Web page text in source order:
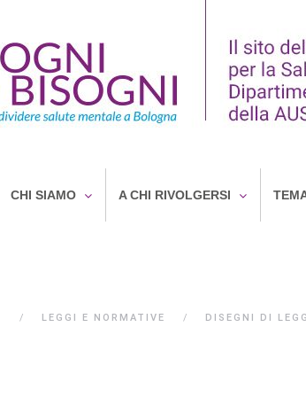
CHI SIAMO A CHI RIVOLGERSI
LEGGI E NORMATIVE DISEGNI DI